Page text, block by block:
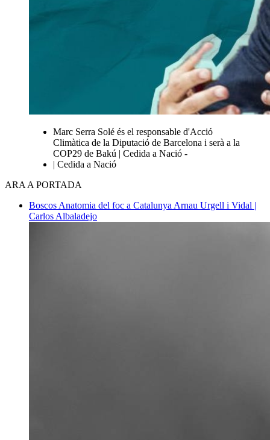
Marc Serra Solé és el responsable d'Acció
Climàtica de la Diputació de Barcelona i serà a la
COP29 de Bakú | Cedida a Nació -
| Cedida a Nació
ARA A PORTADA
Boscos Anatomia del foc a Catalunya Arnau Urgell i Vidal |
Carlos Albaladejo